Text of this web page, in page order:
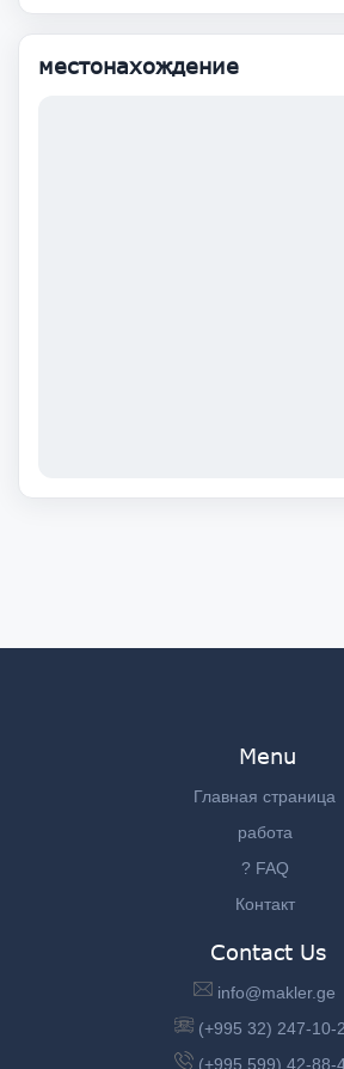
местонахождение
Menu
Главная страница
работа
? FAQ
Контакт
Contact Us
info@makler.ge
(+995 32) 247-10-
(+995 599) 42-88-